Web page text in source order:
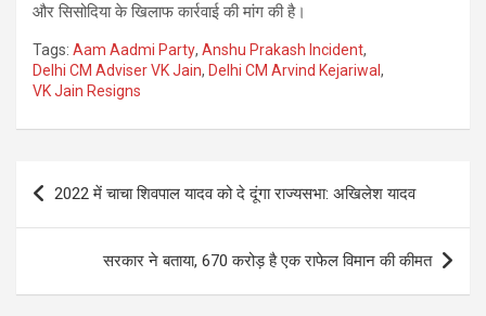
और सिसोदिया के खिलाफ कार्रवाई की मांग की है।
Tags: Aam Aadmi Party, Anshu Prakash Incident,
Delhi CM Adviser VK Jain, Delhi CM Arvind Kejariwal ,
VK Jain Resigns
Post
navigation
2022 में चाचा शिवपाल यादव को दे दूंगा राज्यसभा: अखिलेश यादव
सरकार ने बताया, 670 करोड़ है एक राफेल विमान की कीमत